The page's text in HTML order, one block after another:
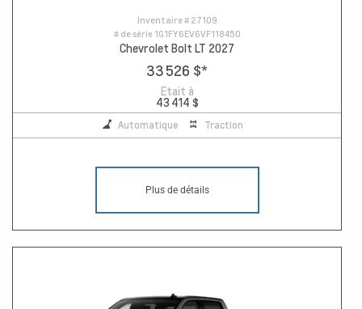
Inventaire # 27109
# de série 1G1FY6EV6VF118450
Chevrolet Bolt LT 2027
33 526 $*
Etait à
43 414 $
Automatique Traction
Plus de détails